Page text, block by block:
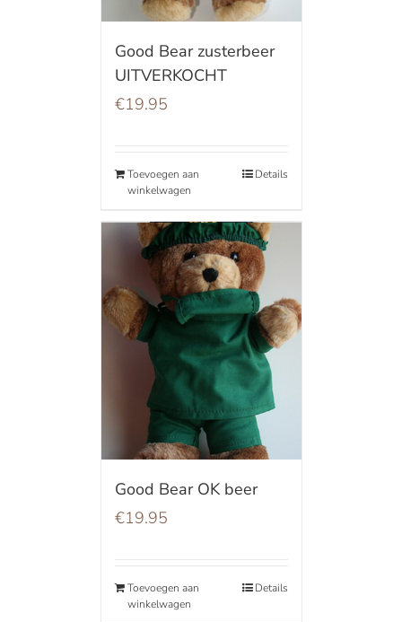
Good Bear zusterbeer
UITVERKOCHT
€19.95
Toevoegen aan
winkelwagen
Details
Good Bear OK beer
€19.95
Toevoegen aan
winkelwagen
Details